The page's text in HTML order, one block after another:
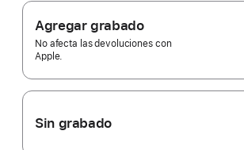
Agregar grabado
No afecta las devoluciones con
Apple.
Sin grabado